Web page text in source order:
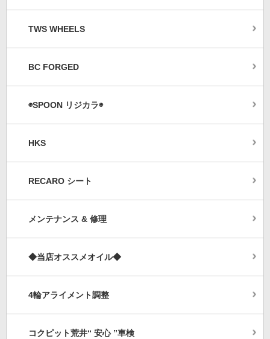
TWS WHEELS
BC FORGED
◉SPOON リジカラ◉
HKS
RECARO シート
メンテナンス & 修理
◆当店オススメオイル◆
4輪アライメント調整
コクピット荒井“ 安心 ”車検